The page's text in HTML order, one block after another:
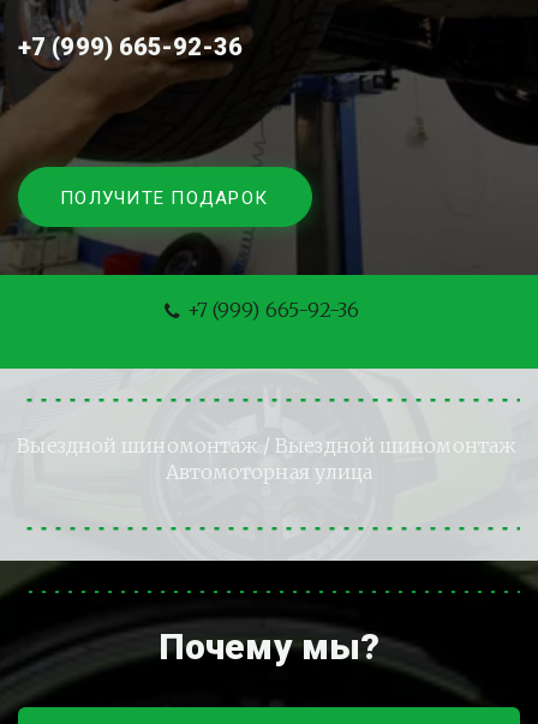
+7 (999) 665-92-36
ПОЛУЧИТЕ ПОДАРОК
+7 (999) 665-92-36
Выездной шиномонтаж / Выездной шиномонтаж
Автомоторная улица
Почему мы?